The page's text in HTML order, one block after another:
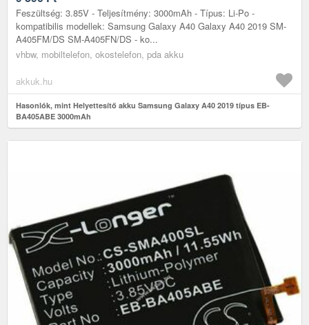
Feszültség: 3.85V - Teljesítmény: 3000mAh - Típus: Li-Po -
kompatibilis modellek: Samsung Galaxy A40 Galaxy A40 2019 SM-
A405FM/DS SM-A405FN/DS - ko...
vhbw, mobiltelefon, okostelefon, pda akku
akkuk.hu
Hasonlók, mint Helyettesítő akku Samsung Galaxy A40 2019 típus EB-
BA405ABE 3000mAh